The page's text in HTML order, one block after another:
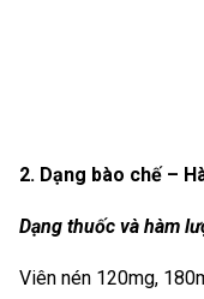
2. Dạng bào chế –
Dạng thuốc và hàm
Viên nén 120mg,